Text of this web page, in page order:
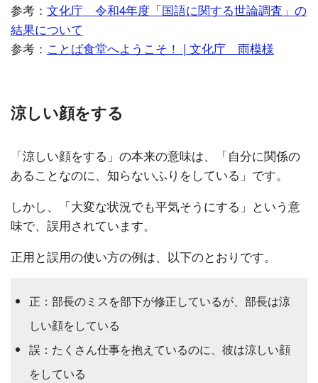
参考： 文化庁 令和4年度「国語に関する世論調査」の
結果について
参考： ことば食堂へようこそ！ | 文化庁 雨模様
涼しい顔をする
「涼しい顔をする」の本来の意味は、「自分に関係の
あることなのに、知らないふりをしている」です。
しかし、「大変な状況でも平気そうにする」という意
味で、誤用されています。
正用と誤用の使い方の例は、以下のとおりです。
正：部長のミスを部下が修正しているが、部長は涼
しい顔をしている
誤：たくさん仕事を抱えているのに、彼は涼しい顔
をしている